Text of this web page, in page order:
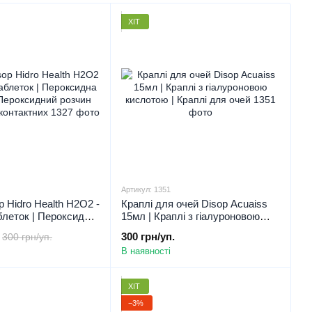
лінз.
виробництва, Disop пропонує рішення для людей, які
догляду за контактними лінзами та довготривалий
Hidro Health H2O2 -
| Пероксидна
, 60 мл
300 грн/уп.
ХІТ
Артикул: 1351
Краплі для очей Disop Acuaiss
15мл | Краплі з гіалуроновою
300 грн/уп.
В наявності
ХІТ
−3%